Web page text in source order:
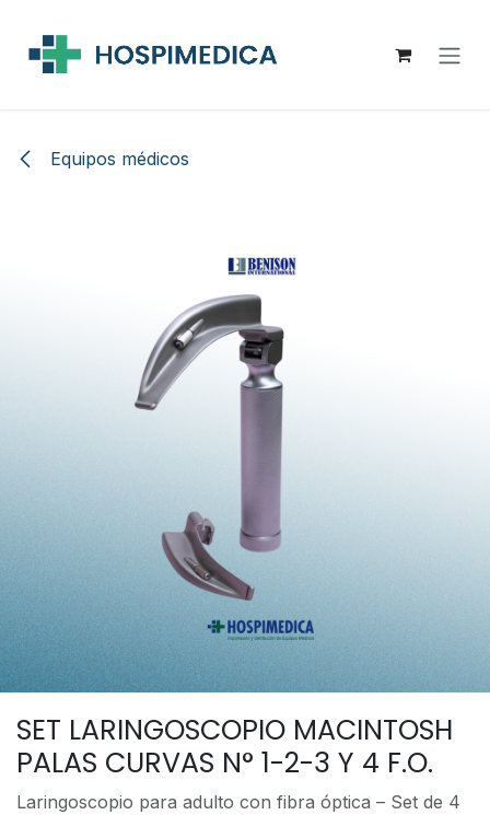
Equipos médicos
SET LARINGOSCOPIO MACINTOSH
PALAS CURVAS N° 1-2-3 Y 4 F.O.
Laringoscopio para adulto con fibra óptica – Set de 4